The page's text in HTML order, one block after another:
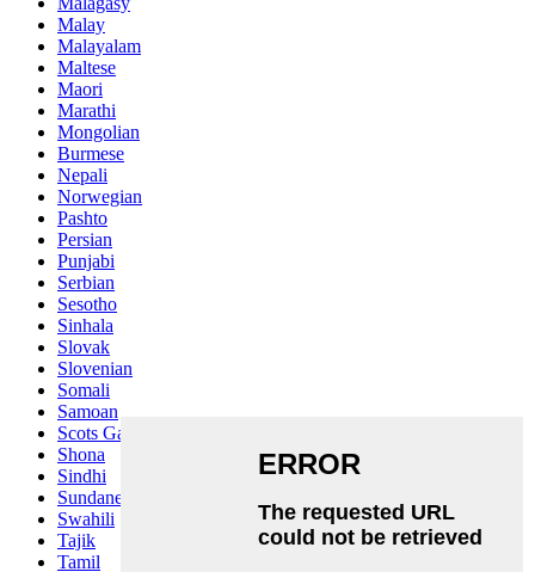
Malay
Malayalam
Maltese
Maori
Marathi
Mongolian
Burmese
Nepali
Norwegian
Pashto
Persian
Punjabi
Serbian
Sesotho
Sinhala
Slovak
Slovenian
Somali
Samoan
Scots Gaelic
Shona
Sindhi
Sundanese
Swahili
Tajik
Tamil